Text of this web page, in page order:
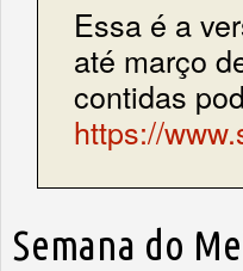
Essa é a
até março
contidas
https://
Semana do